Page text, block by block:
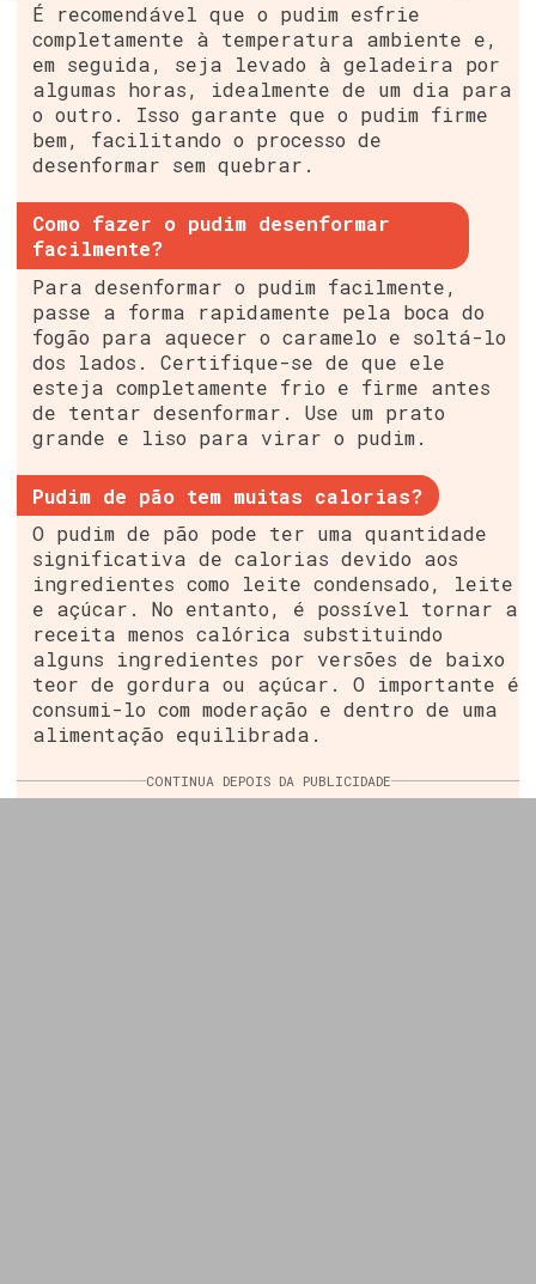
É recomendável que o pudim esfrie
completamente à temperatura ambiente e,
em seguida, seja levado à geladeira por
algumas horas, idealmente de um dia para
o outro. Isso garante que o pudim firme
bem, facilitando o processo de
desenformar sem quebrar.
Como fazer o pudim desenformar
facilmente?
Para desenformar o pudim facilmente,
passe a forma rapidamente pela boca do
fogão para aquecer o caramelo e soltá-lo
dos lados. Certifique-se de que ele
esteja completamente frio e firme antes
de tentar desenformar. Use um prato
grande e liso para virar o pudim.
Pudim de pão tem muitas calorias?
O pudim de pão pode ter uma quantidade
significativa de calorias devido aos
ingredientes como leite condensado, leite
e açúcar. No entanto, é possível tornar a
receita menos calórica substituindo
alguns ingredientes por versões de baixo
teor de gordura ou açúcar. O importante é
consumi-lo com moderação e dentro de uma
alimentação equilibrada.
CONTINUA DEPOIS DA PUBLICIDADE